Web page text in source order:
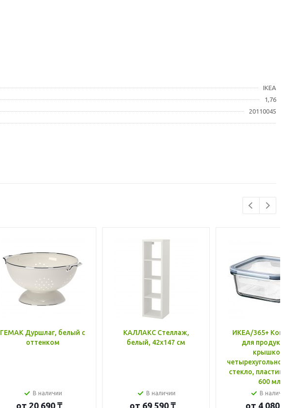
IKEA
1,76
20110045
ГЕМАК Дуршлаг, белый с
оттенком
В наличии
от 20 690 ₸
КАЛЛАКС Стеллаж,
белый, 42x147 см
В наличии
от 69 590 ₸
ИКЕА/365+
для
крышкой,
стекло, пластик
600 мл
В
от 4 080 ₸